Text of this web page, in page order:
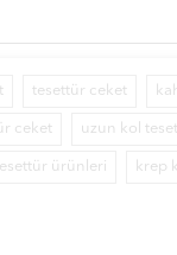
tesettür ceket
ceket uzun kol
ürünleri krep